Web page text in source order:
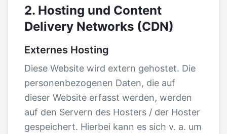
2. Hosting und Content
Delivery Networks (CDN)
Externes Hosting
Diese Website wird extern gehostet. Die
personenbezogenen Daten, die auf
dieser Website erfasst werden, werden
auf den Servern des Hosters / der Hoster
gespeichert. Hierbei kann es sich v. a. um